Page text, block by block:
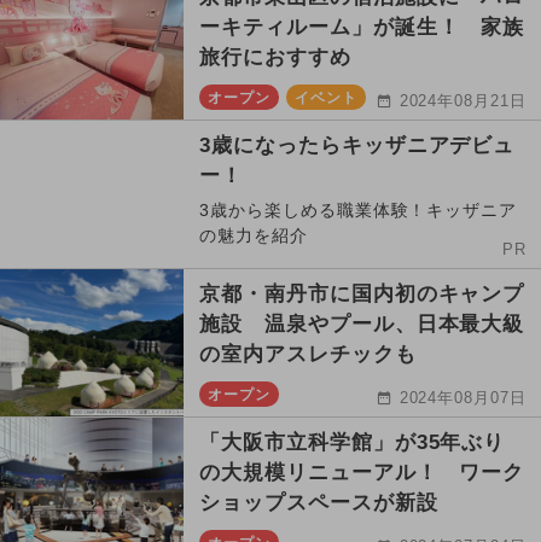
ーキティルーム」が誕生！ 家族
旅行におすすめ
オープン イベント 2024年08月21日
3歳になったらキッザニアデビュ
ー！
3歳から楽しめる職業体験！キッザニア
の魅力を紹介
PR
京都・南丹市に国内初のキャンプ
施設 温泉やプール、日本最大級
の室内アスレチックも
オープン 2024年08月07日
「大阪市立科学館」が35年ぶり
の大規模リニューアル！ ワーク
ショップスペースが新設